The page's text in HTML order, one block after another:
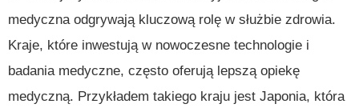
medyczna odgrywają kluczową rolę w służbie zdrowia.
Kraje, które inwestują w nowoczesne technologie i
badania medyczne, często oferują lepszą opiekę
medyczną. Przykładem takiego kraju jest Japonia, która